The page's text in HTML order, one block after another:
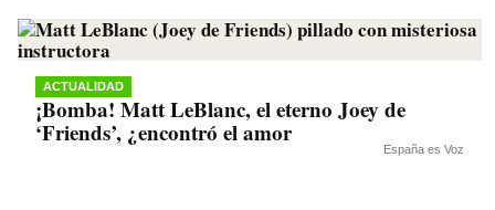
ACTUALIDAD
¡Bomba! Matt LeBlanc, el eterno Joey de
‘Friends’, ¿encontró el amor
España es Voz